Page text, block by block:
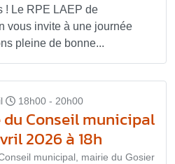
! Le RPE LAEP de
vous invite à une journée
pleine de bonne...
18h00 - 20h00
du Conseil municipal
2026 à 18h
municipal, mairie du Gosier